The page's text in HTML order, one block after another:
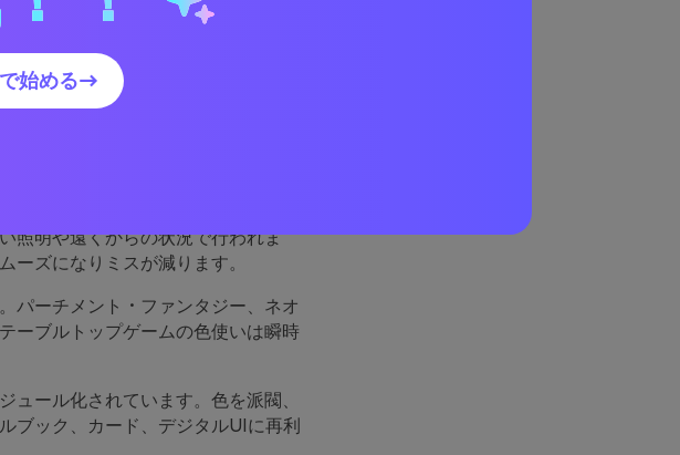
トは効果的
照明や遠くからの状況で行われま
ーズになりミスが減ります。
パーチメント・ファンタジー、ネオ
ーブルトップゲームの色使いは瞬時
ュール化されています。色を派閥、
ブック、カード、デジタルUIに再利
始める→